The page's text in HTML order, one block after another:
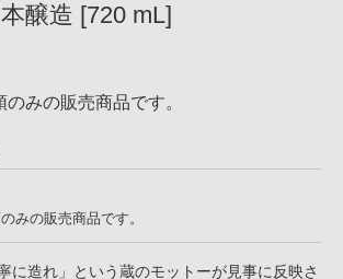
醸造 [720 mL]
のみの販売商品です。
みの販売商品です。
に造れ」という蔵のモットーが見事に反映さ